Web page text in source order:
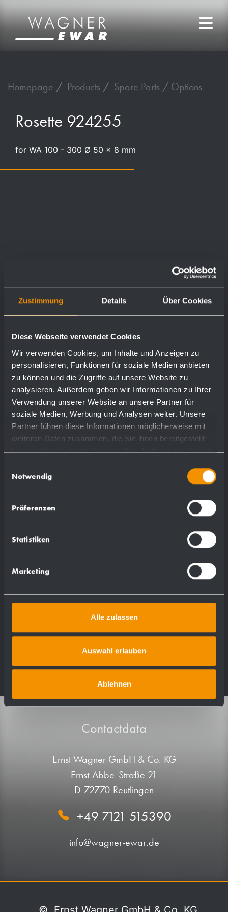
Zustimmung Details Über Cookies
Diese Webseite verwendet Cookies
Wir verwenden Cookies, um Inhalte und Anzeigen zu
personalisieren, Funktionen für soziale Medien anbieten
zu können und die Zugriffe auf unsere Website zu
analysieren. Außerdem geben wir Informationen zu Ihrer
Verwendung unserer Website an unsere Partner für
soziale Medien, Werbung und Analysen weiter. Unsere
Partner führen diese Informationen möglicherweise mit
weiteren Daten zusammen, die Sie ihnen bereitgestellt
haben oder die sie im Rahmen Ihrer Nutzung der Dienste
Notwendig
Präferenzen
Statistiken
Marketing
Alle zulassen
Auswahl erlauben
Ablehnen
Homepage Products Spare Parts / Options
Rosette 924255
for WA 100 - 300 Ø 50 x 8 mm
0,033 kg
WA100-1
WA110-1
WA200-1
Contactdata
Ernst Wagner GmbH & Co. KG
Ernst-Abbe-Straße 21
D-72770 Reutlingen
+49 7121 515390
info@wagner-ewar.de